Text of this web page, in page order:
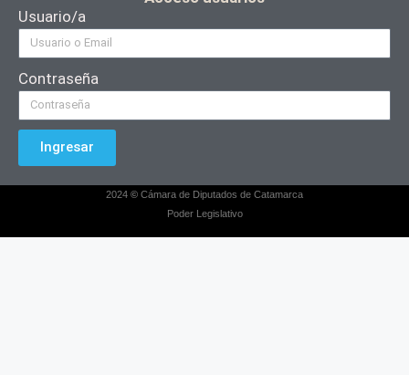
Usuario/a
Contraseña
Ingresar
2024 © Cámara de Diputados de Catamarca
Poder Legislativo